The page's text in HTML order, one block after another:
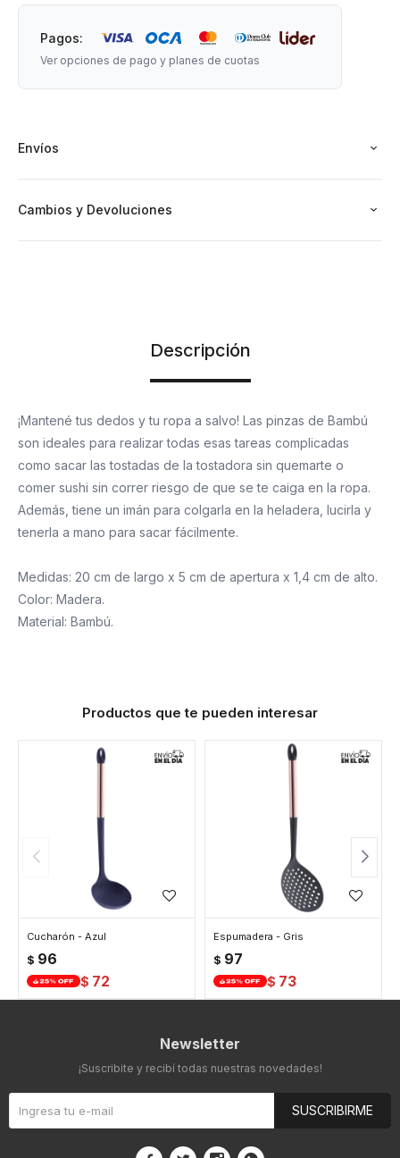
Pagos:
Ver opciones de pago y planes de cuotas
Envíos
Cambios y Devoluciones
Descripción
¡Mantené tus dedos y tu ropa a salvo! Las pinzas de Bambú
son ideales para realizar todas esas tareas complicadas
como sacar las tostadas de la tostadora sin quemarte o
comer sushi sin correr riesgo de que se te caiga en la ropa.
Además, tiene un imán para colgarla en la heladera, lucirla y
tenerla a mano para sacar fácilmente.
Medidas: 20 cm de largo x 5 cm de apertura x 1,4 cm de alto.
Color: Madera.
Material: Bambú.
Productos que te pueden interesar
Cucharón - Azul
$ 96
$ 72
Espumadera - Gris
$ 97
$ 73
Newsletter
¡Suscribite y recibí todas nuestras novedades!
SUSCRIBIRME